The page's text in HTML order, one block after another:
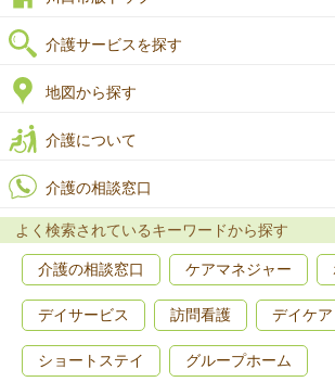
介護サービスを探す
地図から探す
介護について
介護の相談窓口
よく検索されているキーワードから探す
介護の相談窓口 ケアマネジャー
デイサービス 訪問看護 デイケア
ショートステイ グループホーム